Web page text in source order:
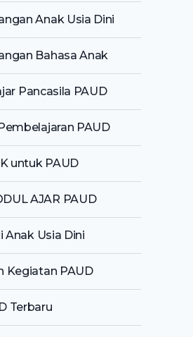
Anak Usia Dini
Bahasa Anak
Pancasila PAUD
PAUD
untuk PAUD
AJAR PAUD
Anak Usia Dini
Kegiatan PAUD
Terbaru